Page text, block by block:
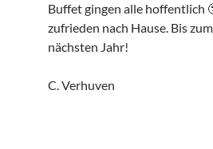
Buffet gingen alle hoffentlich
zufrieden nach Hause. Bis zum
nächsten Jahr!
C. Verhuven